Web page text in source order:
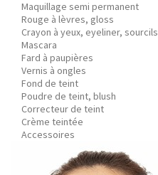
Maquillage semi permanent
Rouge à lèvres, gloss
Crayon à yeux, eyeliner, sourcils
Mascara
Fard à paupières
Vernis à ongles
Fond de teint
Poudre de teint, blush
Correcteur de teint
Crème teintée
Accessoires